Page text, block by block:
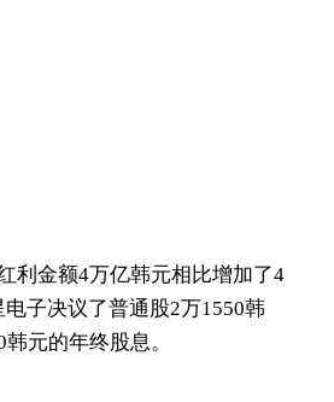
利金额4万亿韩元相比增加了4
子决议了普通股2万1550韩
元的年终股息。